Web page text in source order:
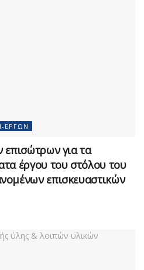
ΈΡΓΩΝ
επισώτρων για τα
έργου του στόλου του
επισκευαστικών